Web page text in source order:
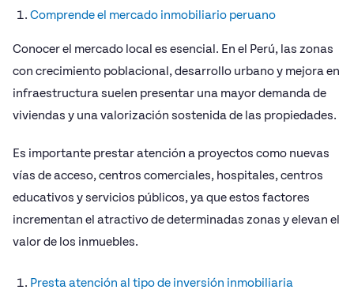
Comprende el mercado inmobiliario peruano
Conocer el mercado local es esencial. En el Perú, las zonas
con crecimiento poblacional, desarrollo urbano y mejora en
infraestructura suelen presentar una mayor demanda de
viviendas y una valorización sostenida de las propiedades.
Es importante prestar atención a proyectos como nuevas
vías de acceso, centros comerciales, hospitales, centros
educativos y servicios públicos, ya que estos factores
incrementan el atractivo de determinadas zonas y elevan el
valor de los inmuebles.
Presta atención al tipo de inversión inmobiliaria